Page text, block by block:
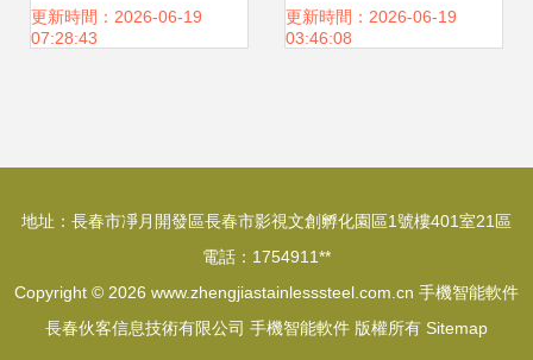
再“搶首發”？
更新時間：2026-06-19
07:28:43
機算是白瞎了
更新時間：2026-06-19
03:46:08
地址：長春市凈月開發區長春市影視文創孵化園區1號樓401室21區
電話：1754911**
Copyright © 2026 www.zhengjiastainlesssteel.com.cn 手機智能軟件
長春伙客信息技術有限公司 手機智能軟件 版權所有 Sitemap